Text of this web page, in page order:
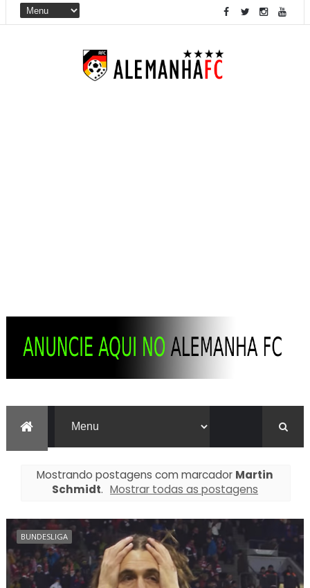
Mostrando postagens com marcador Martin
Schmidt. Mostrar todas as postagens
BUNDESLIGA